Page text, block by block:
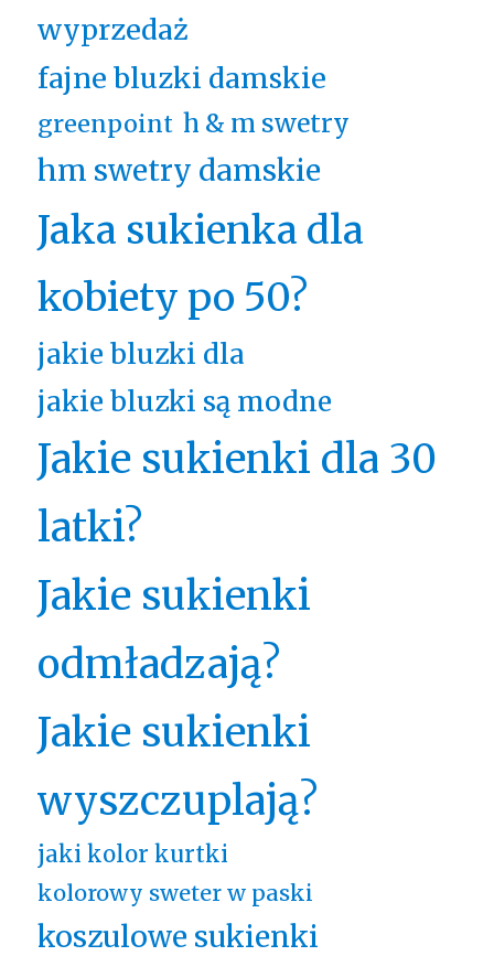
wyprzedaż
fajne bluzki damskie
greenpoint h & m swetry
hm swetry damskie
Jaka sukienka dla
kobiety po 50?
jakie bluzki dla
jakie bluzki są modne
Jakie sukienki dla 30
latki?
Jakie sukienki
odmładzają?
Jakie sukienki
wyszczuplają?
jaki kolor kurtki
kolorowy sweter w paski
koszulowe sukienki